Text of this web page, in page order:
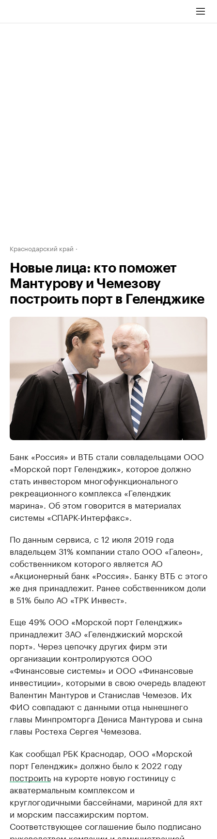
Краснодарский край
Новые лица: кто поможет
Мантурову и Чемезову
построить порт в Геленджике
Банк «Россия» и ВТБ стали совладельцами ООО
«Морской порт Геленджик», которое должно
стать инвестором многофункционального
рекреационного комплекса «Геленджик
марина». Об этом говорится в материалах
системы «СПАРК-Интерфакс».
По данным сервиса, с 12 июля 2019 года
владельцем 31% компании стало ООО «Галеон»,
собственником которого является АО
«Акционерный банк «Россия». Банку ВТБ с этого
же дня принадлежит. Ранее собственником доли
в 51% было АО «ТРК Инвест».
Еще 49% ООО «Морской порт Геленджик»
принадлежит ЗАО «Геленджиский морской
порт». Через цепочку других фирм эти
организации контролируются ООО
«Финансовые системы» и ООО «Финансовые
инвестиции», которыми в свою очередь владеют
Валентин Мантуров и Станислав Чемезов. Их
ФИО совпадают с данными отца нынешнего
главы Минпромторга Дениса Мантурова и сына
главы Ростеха Сергея Чемезова.
Как сообщал РБК Краснодар, ООО «Морской
порт Геленджик» должно было к 2022 году
построить на курорте новую гостиницу с
акватермальным комплексом и
круглогодичными бассейнами, мариной для яхт
и морским пассажирским портом.
Соответствующее соглашение было подписано